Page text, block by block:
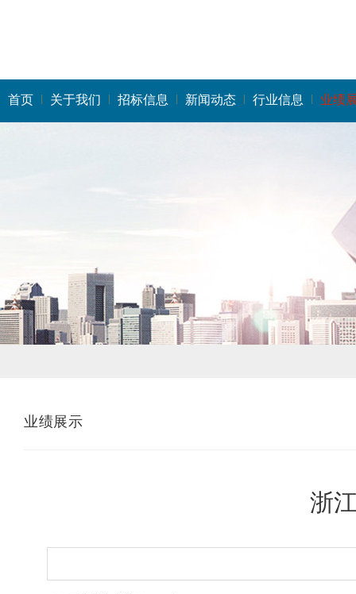
首页 关于我们 招标信息 新闻动态 行业信息 业绩
业绩展示
浙